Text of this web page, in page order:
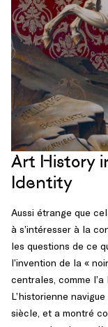
Art History
Identity
Aussi étrange que
à s’intéresser à la
les questions de ce
l’invention de la «
centrales, comme
L’historienne
siècle, et a montré